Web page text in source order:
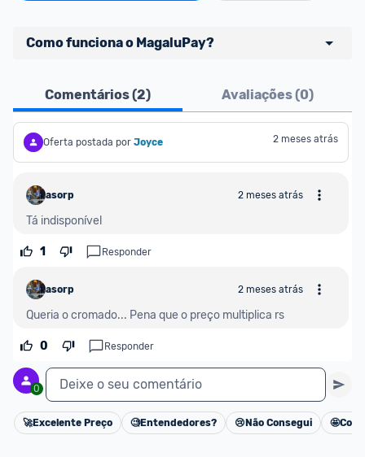
Como funciona o MagaluPay?
se aos detalhes abaixo:
- É necessário ter o valor total da compra (produto
+ frete) em forma de saldo na carteira MagaluPay;
dado para você;
- Você pode transferir a quantia da sua conta
- Para parclar compras, é necessário cadastrar seu
cartão de crédito no MagaluPay;
Comentários (2) Avaliações (0)
Oferta postada por Joyce 2 meses atrás
asorp 2 meses atrás
Tá indisponível
1 Responder
asorp 2 meses atrás
Queria o cromado... Pena que o preço multiplica rs
0 Responder
0 Deixe o seu comentário
Cancelar
🚀Excelente Preço 🧐Entendedores? 😢 Não Consegui 🤩